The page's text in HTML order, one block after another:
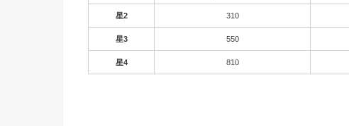
星2 310
星3 550
星4 810